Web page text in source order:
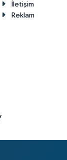
İletişim
Reklam